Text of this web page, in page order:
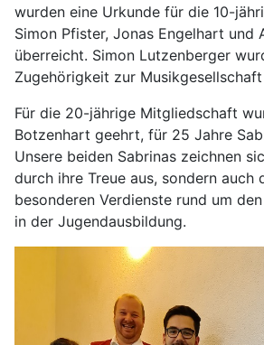
wurden eine Urkunde für die 10-
Simon Pfister, Jonas Engelhart und
überreicht. Simon Lutzenberger
Zugehörigkeit zur
Für die 20-jährige Mitgliedschaft
Botzenhart geehrt, für 25 Jahre
Unsere beiden Sabrinas zeichnen
durch ihre Treue aus, sondern auch
besonderen Verdienste rund um
in der Jugendausbildung.